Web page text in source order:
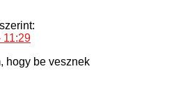
szerint:
11:29
hogy be vesznek